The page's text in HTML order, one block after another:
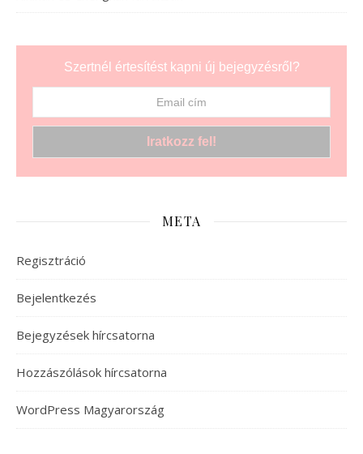
Szertnél értesítést kapni új bejegyzésről?
META
Regisztráció
Bejelentkezés
Bejegyzések hírcsatorna
Hozzászólások hírcsatorna
WordPress Magyarország